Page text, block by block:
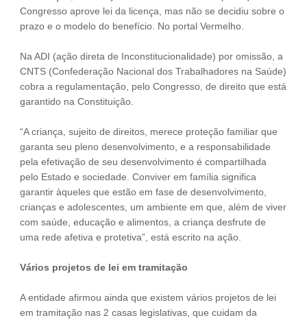
Congresso aprove lei da licença, mas não se decidiu sobre o
prazo e o modelo do benefício. No portal Vermelho.
Na ADI (ação direta de Inconstitucionalidade) por omissão, a
CNTS (Confederação Nacional dos Trabalhadores na Saúde)
cobra a regulamentação, pelo Congresso, de direito que está
garantido na Constituição.
“A criança, sujeito de direitos, merece proteção familiar que
garanta seu pleno desenvolvimento, e a responsabilidade
pela efetivação de seu desenvolvimento é compartilhada
pelo Estado e sociedade. Conviver em família significa
garantir àqueles que estão em fase de desenvolvimento,
crianças e adolescentes, um ambiente em que, além de viver
com saúde, educação e alimentos, a criança desfrute de
uma rede afetiva e protetiva”, está escrito na ação.
Vários projetos de lei em tramitação
A entidade afirmou ainda que existem vários projetos de lei
em tramitação nas 2 casas legislativas, que cuidam da